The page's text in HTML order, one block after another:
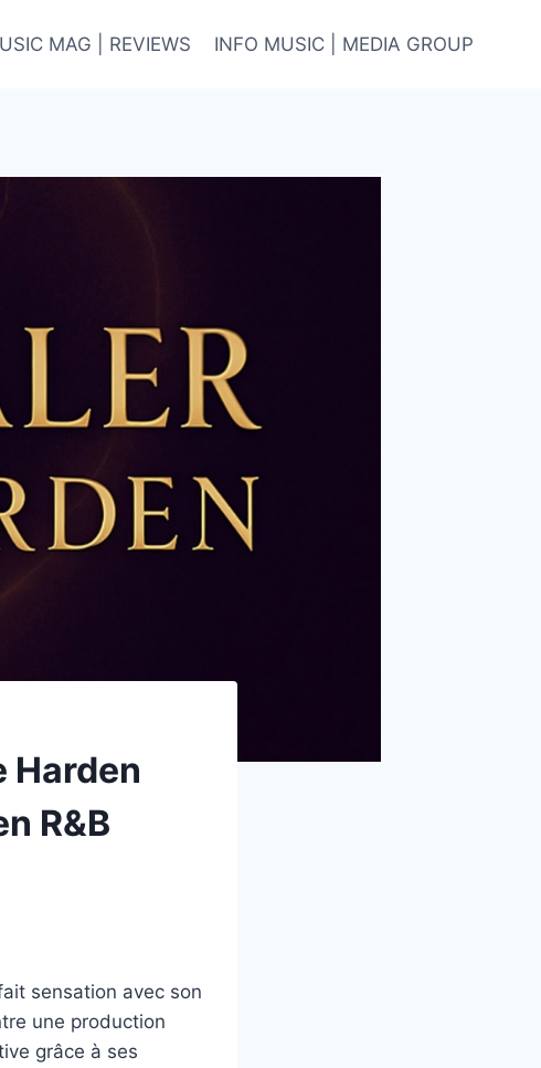
MAG | REVIEWS INFO MUSIC | MEDIA GROUP
Harden
R&B
sensation avec son
une production
grâce à ses